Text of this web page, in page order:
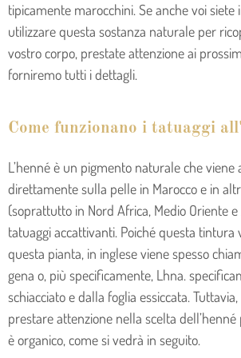
tipicamente marocchini. Se anche voi siete
utilizzare questa sostanza naturale per
vostro corpo, prestate attenzione ai
forniremo tutti i dettagli.
Come funzionano i tatuaggi
L’henné è un pigmento naturale che viene
direttamente sulla pelle in Marocco e in
(soprattutto in Nord Africa, Medio Oriente
tatuaggi accattivanti. Poiché questa tintura
questa pianta, in inglese viene spesso
gena o, più specificamente, Lhna.
schiacciato e dalla foglia essiccata.
prestare attenzione nella scelta
è organico, come si vedrà in seguito.